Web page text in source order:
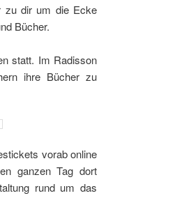
zu dir um die Ecke
Bücher.
statt. Im Radisson
ihre Bücher zu
vorab online
ganzen Tag dort
rund um das